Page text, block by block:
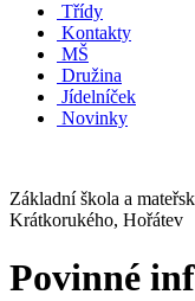
Třídy
Kontakty
MŠ
Družina
Jídelníček
Novinky
Základní škola a
Krátkorukého, Hořátev
Povinné